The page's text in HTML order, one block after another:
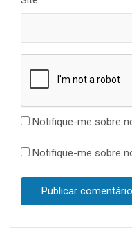
Notifique-me sobre
Notifique-me sobre